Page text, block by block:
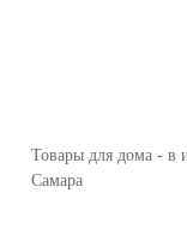
Товары для дома - в
Самара